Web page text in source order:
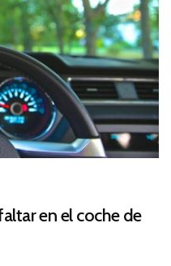
en el coche de